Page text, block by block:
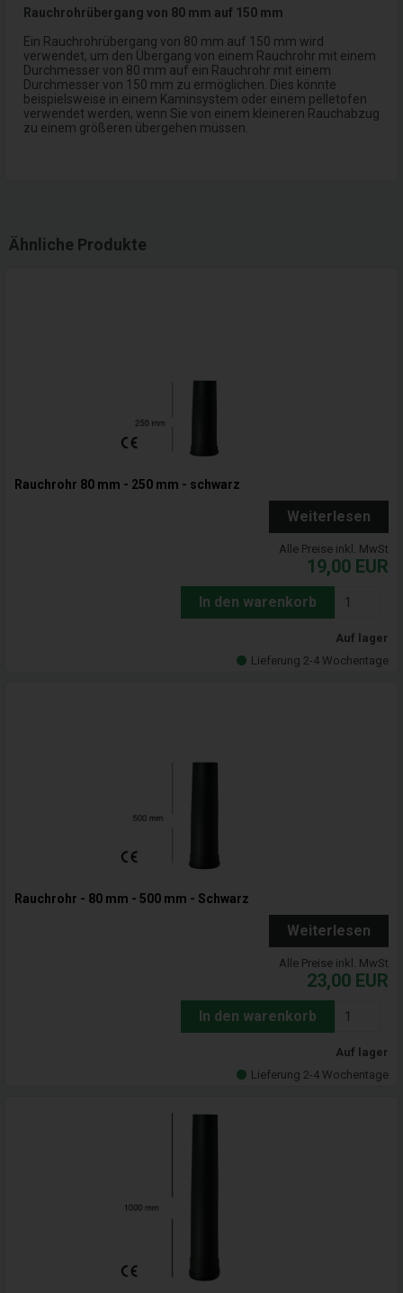
Rauchrohrübergang von 80 mm auf 150 mm
Ein Rauchrohrübergang von 80 mm auf 150 mm wird
verwendet, um den Übergang von einem Rauchrohr mit einem
Durchmesser von 80 mm auf ein Rauchrohr mit einem
Durchmesser von 150 mm zu ermöglichen. Dies könnte
beispielsweise in einem Kaminsystem oder einem pelletofen
verwendet werden, wenn Sie von einem kleineren Rauchabzug
zu einem größeren übergehen müssen.
Ähnliche Produkte
Rauchrohr 80 mm - 250 mm - schwarz
Weiterlesen
Alle Preise inkl. MwSt
19,00 EUR
In den warenkorb
Auf lager
Lieferung 2-4 Wochentage
Rauchrohr - 80 mm - 500 mm - Schwarz
Weiterlesen
Alle Preise inkl. MwSt
23,00 EUR
In den warenkorb
Auf lager
Lieferung 2-4 Wochentage